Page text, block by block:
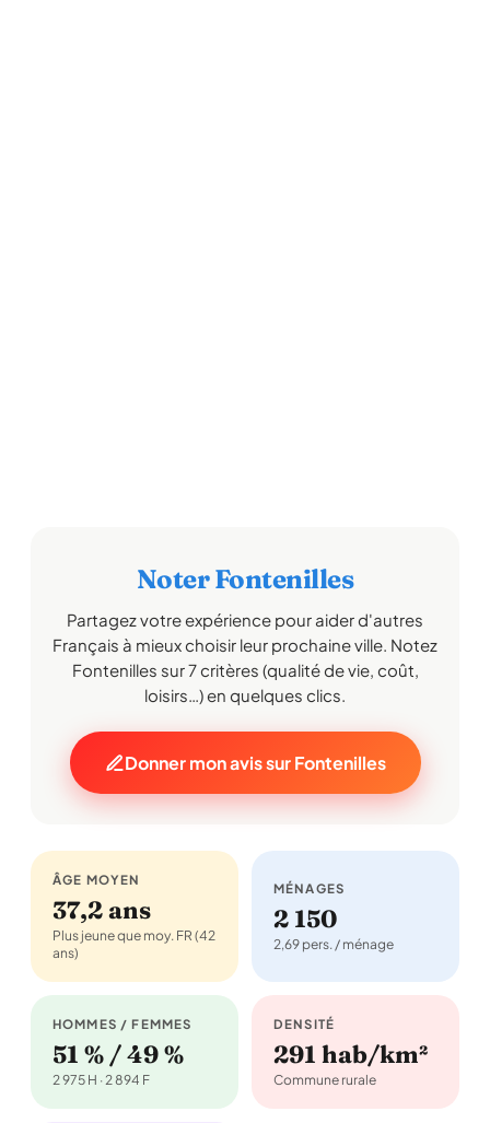
Noter Fontenilles
Partagez votre expérience pour aider d'autres
Français à mieux choisir leur prochaine ville. Notez
Fontenilles sur 7 critères (qualité de vie, coût,
loisirs…) en quelques clics.
Donner mon avis sur Fontenilles
ÂGE MOYEN
37,2 ans
Plus jeune que moy. FR (42
ans)
MÉNAGES
2 150
2,69 pers. / ménage
HOMMES / FEMMES
51 % / 49 %
2 975 H · 2 894 F
DENSITÉ
291 hab/km²
Commune rurale